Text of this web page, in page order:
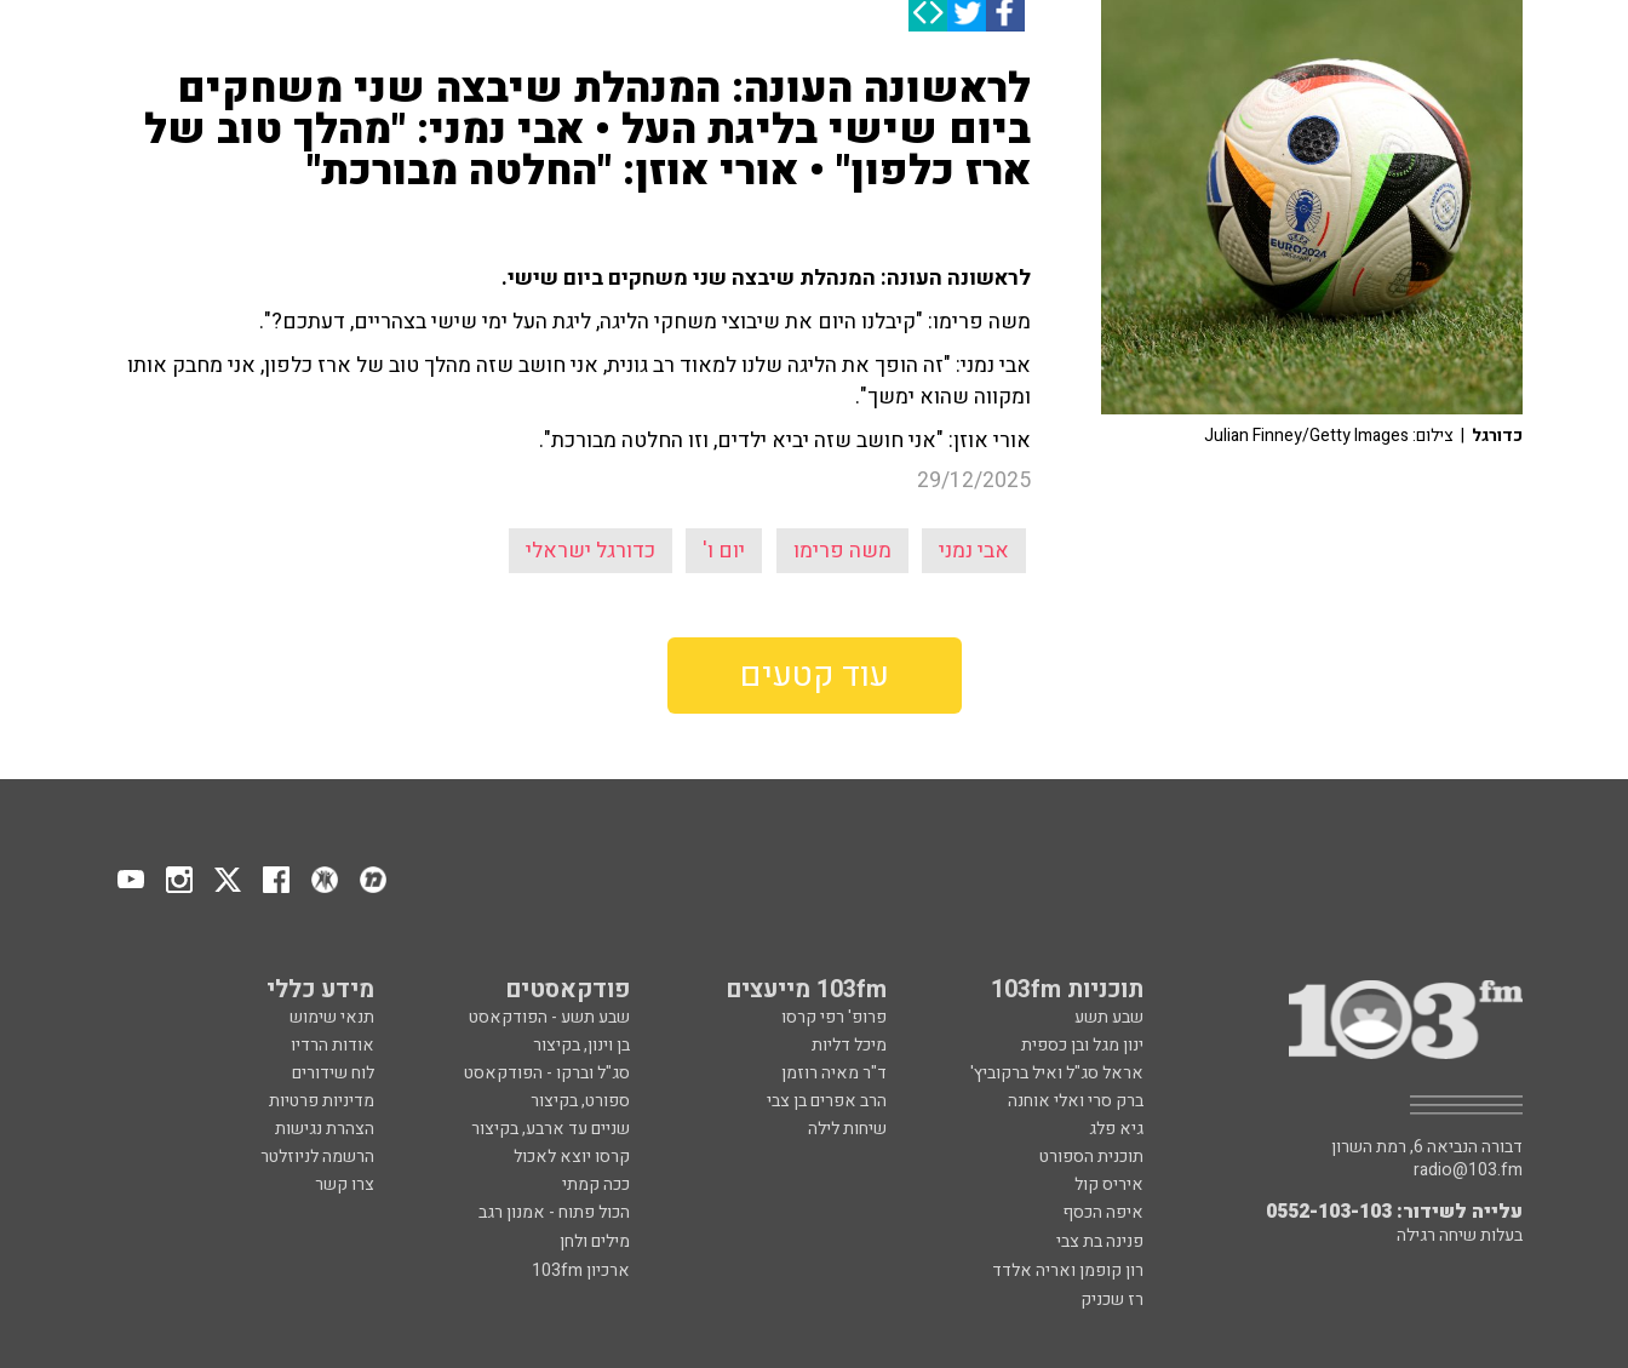
לראשונה העונה: המנהלת שיבצה שני משחקים
ביום שישי בליגת העל • אבי נמני: "מהלך טוב של
ארז כלפון" • אורי אוזן: "החלטה מבורכת"
לראשונה העונה: המנהלת שיבצה שני משחקים ביום שישי.
משה פרימו: "קיבלנו היום את שיבוצי משחקי הליגה, ליגת העל ימי שישי בצהריים, דעתכם?".
אבי נמני: "זה הופך את הליגה שלנו למאוד רב גונית, אני חושב שזה מהלך טוב של ארז כלפון, אני מחבק אותו
ומקווה שהוא ימשך".
אורי אוזן: "אני חושב שזה יביא ילדים, וזו החלטה מבורכת".
29/12/2025
אבי נמני משה פרימו יום ו' כדורגל ישראלי
כדורגל | צילום: Julian Finney/Getty Images
עוד קטעים
תוכניות 103fm 103fm מייעצים פודקאסטים מידע כללי
שבע תשע פרופ' רפי קרסו שבע תשע - הפודקאסט
תנאי שימוש
ינון מגל ובן כספית
מיכל דליות בן וינון, בקיצור
אודות הרדיו
אראל סג"ל ואיל ברקוביץ'
ד"ר מאיה רוזמן סג"ל וברקו - הפודקאסט
לוח שידורים
ברק סרי ואלי אוחנה
הרב אפרים בן צבי ספורט, בקיצור
מדיניות פרטיות
גיא פלג
שיחות לילה שניים עד ארבע, בקיצור
הצהרת נגישות
תוכנית הספורט
קרסו יוצא לאכול
הרשמה לניוזלטר
איריס קול
ככה קמתי
צרו קשר
איפה הכסף
הכול פתוח - אמנון רגב
פנינה בת צבי
מילים ולחן
רון קופמן ואריה אלדד
ארכיון 103fm
רז שכניק
דבורה הנביאה 6, רמת השרון
radio@103.fm
עלייה לשידור: 0552-103-103
בעלות שיחה רגילה